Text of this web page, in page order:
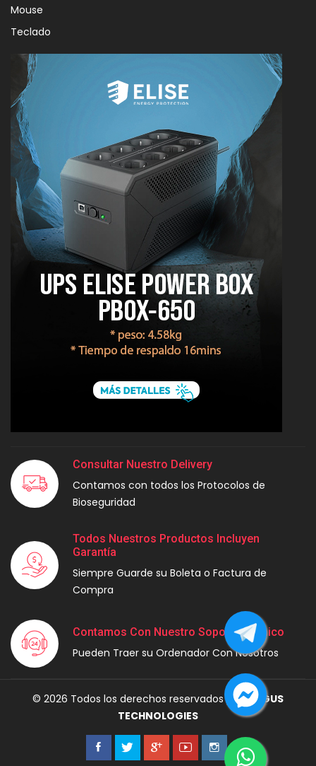
Mouse
Teclado
Consultar Nuestro Delivery
Contamos con todos los Protocolos de
Bioseguridad
Todos Nuestros Productos Incluyen
Garantía
Siempre Guarde su Boleta o Factura de
Compra
Contamos Con Nuestro Soporte Técnico
Pueden Traer su Ordenador Con Nosotros
© 2026 Todos los derechos reservados porMAGUS
TECHNOLOGIES